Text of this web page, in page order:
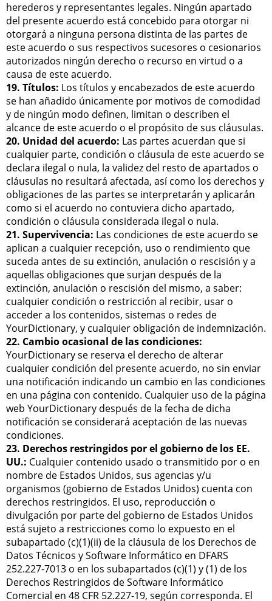
herederos y representantes legales. Ningún apartado
del presente acuerdo está concebido para otorgar ni
otorgará a ninguna persona distinta de las partes de
este acuerdo o sus respectivos sucesores o cesionarios
autorizados ningún derecho o recurso en virtud o a
causa de este acuerdo.
19. Títulos: Los títulos y encabezados de este acuerdo
se han añadido únicamente por motivos de comodidad
y de ningún modo definen, limitan o describen el
alcance de este acuerdo o el propósito de sus cláusulas.
20. Unidad del acuerdo: Las partes acuerdan que si
cualquier parte, condición o cláusula de este acuerdo se
declara ilegal o nula, la validez del resto de apartados o
cláusulas no resultará afectada, así como los derechos y
obligaciones de las partes se interpretarán y aplicarán
como si el acuerdo no contuviera dicho apartado,
condición o cláusula considerada ilegal o nula.
21. Supervivencia: Las condiciones de este acuerdo se
aplican a cualquier recepción, uso o rendimiento que
suceda antes de su extinción, anulación o rescisión y a
aquellas obligaciones que surjan después de la
extinción, anulación o rescisión del mismo, a saber:
cualquier condición o restricción al recibir, usar o
acceder a los contenidos, sistemas o redes de
YourDictionary, y cualquier obligación de indemnización.
22. Cambio ocasional de las condiciones:
YourDictionary se reserva el derecho de alterar
cualquier condición del presente acuerdo, no sin enviar
una notificación indicando un cambio en las condiciones
en una página con contenido. Cualquier uso de la página
web YourDictionary después de la fecha de dicha
notificación se considerará aceptación de las nuevas
condiciones.
23. Derechos restringidos por el gobierno de los EE.
UU.: Cualquier contenido usado o transmitido por o en
nombre de Estados Unidos, sus agencias y/u
organismos (gobierno de Estados Unidos) cuenta con
derechos restringidos. El uso, reproducción o
divulgación por parte del gobierno de Estados Unidos
está sujeto a restricciones como lo expuesto en el
subapartado (c)(1)(ii) de la cláusula de los Derechos de
Datos Técnicos y Software Informático en DFARS
252.227-7013 o en los subapartados (c)(1) y (1) de los
Derechos Restringidos de Software Informático
Comercial en 48 CFR 52.227-19, según corresponda. El